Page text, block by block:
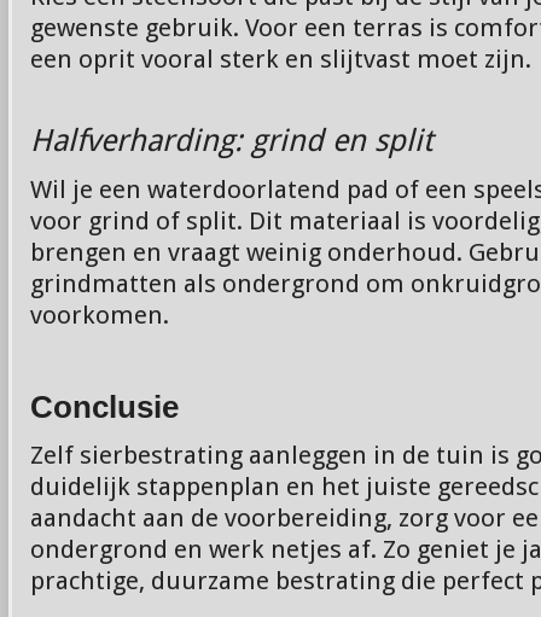
gewenste gebruik. Voor een terras is
een oprit vooral sterk en slijtvast moet zijn.
Halfverharding: grind en split
Wil je een waterdoorlatend pad of een
voor grind of split. Dit materiaal is
brengen en vraagt weinig onderhoud.
grindmatten als ondergrond om
voorkomen.
Conclusie
Zelf sierbestrating aanleggen in de tuin is
duidelijk stappenplan en het juiste
aandacht aan de voorbereiding, zorg voor
ondergrond en werk netjes af. Zo geniet je
prachtige, duurzame bestrating die perfect